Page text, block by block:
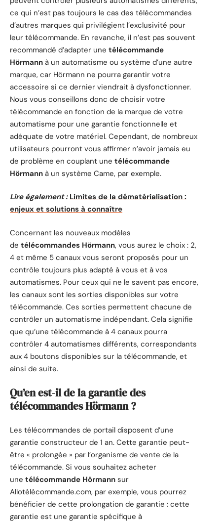
ce qui n’est pas toujours le cas des télécommandes
d’autres marques qui privilégient l’exclusivité pour
leur télécommande. En revanche, il n’est pas souvent
recommandé d’adapter une télécommande
Hörmann à un automatisme ou système d’une autre
marque, car Hörmann ne pourra garantir votre
accessoire si ce dernier viendrait à dysfonctionner.
Nous vous conseillons donc de choisir votre
télécommande en fonction de la marque de votre
automatisme pour une garantie fonctionnelle et
adéquate de votre matériel. Cependant, de nombreux
utilisateurs pourront vous affirmer n’avoir jamais eu
de problème en couplant une télécommande
Hörmann à un système Came, par exemple.
Lire également : Limites de la dématérialisation :
enjeux et solutions à connaître
Concernant les nouveaux modèles
de télécommandes Hörmann, vous aurez le choix : 2,
4 et même 5 canaux vous seront proposés pour un
contrôle toujours plus adapté à vous et à vos
automatismes. Pour ceux qui ne le savent pas encore,
les canaux sont les sorties disponibles sur votre
télécommande. Ces sorties permettent chacune de
contrôler un automatisme indépendant. Cela signifie
que qu’une télécommande à 4 canaux pourra
contrôler 4 automatismes différents, correspondants
aux 4 boutons disponibles sur la télécommande, et
ainsi de suite.
Qu’en est-il de la garantie des
télécommandes Hörmann ?
Les télécommandes de portail disposent d’une
garantie constructeur de 1 an. Cette garantie peut-
être « prolongée » par l’organisme de vente de la
télécommande. Si vous souhaitez acheter
une télécommande Hörmann sur
Allotélécommande.com, par exemple, vous pourrez
bénéficier de cette prolongation de garantie : cette
garantie est une garantie spécifique à